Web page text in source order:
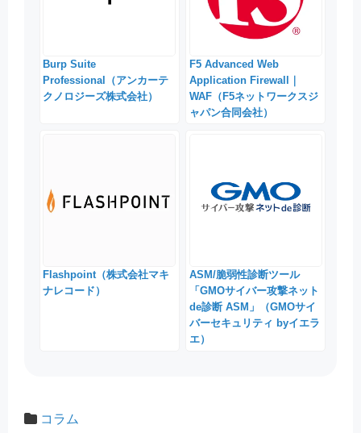
Burp Suite
Professional（アンカーテ
クノロジーズ株式会社）
F5 Advanced Web
Application Firewall｜
WAF（F5ネットワークスジ
ャパン合同会社）
Flashpoint（株式会社マキ
ナレコード）
ASM/脆弱性診断ツール
「GMOサイバー攻撃ネット
de診断 ASM」（GMOサイ
バーセキュリティ byイエラ
エ）
コラム